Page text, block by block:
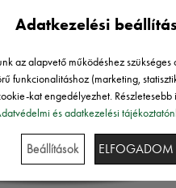
Adatkezelési
az alapvető működéshez szükséges
funkcionalitáshoz (marketing,
kat engedélyezhet. Részletesebb
és adatkezelési
Beállítások